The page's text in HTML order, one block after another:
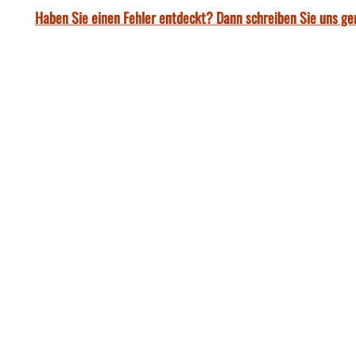
Haben Sie einen Fehler entdeckt? Dann schreiben Sie uns